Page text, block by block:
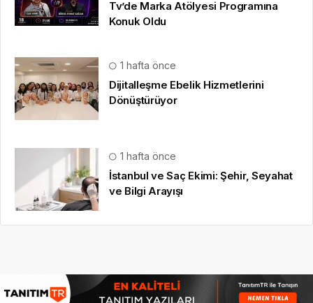
Tv’de Marka Atölyesi Programına
Konuk Oldu
1 hafta önce
Dijitalleşme Ebelik Hizmetlerini
Dönüştürüyor
1 hafta önce
İstanbul ve Saç Ekimi: Şehir, Seyahat
ve Bilgi Arayışı